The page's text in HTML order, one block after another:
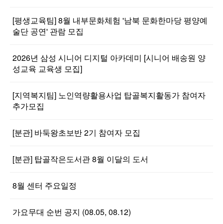
[평생교육팀] 8월 내부문화체험 '남북 문화한마당 평양예
술단 공연' 관람 모집
2026년 삼성 시니어 디지털 아카데미 [시니어 배송원 양
성교육 교육생 모집]
[지역복지팀] 노인역량활용사업 탑골복지활동가 참여자
추가모집
[분관] 바둑왕초보반 2기 참여자 모집
[분관] 탑골작은도서관 8월 이달의 도서
8월 센터 주요일정
가요무대 순번 공지 (08.05, 08.12)